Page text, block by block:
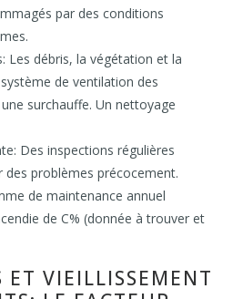
par des conditions
Les débris, la végétation et la
de ventilation des
surchauffe. Un nettoyage
Des inspections régulières
problèmes précocement.
de maintenance annuel
de C% (donnée à trouver et
ET VIEILLISSEMENT